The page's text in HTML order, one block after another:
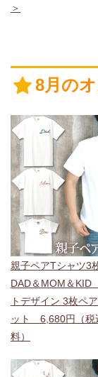
の23：59までポ
2026年4月10日
23時59分頃まで
イントのご利用
「500円割引ク
く！）
2026年4月1日
月初め特別ポイ
の23：59までポ
ントのご利用に
「500円割引ク
く！）
＞
8月の
親子ペアTシャツ3
DAD＆MOM＆
トデザイン 3枚ペ
ット 6,680円（税
料）